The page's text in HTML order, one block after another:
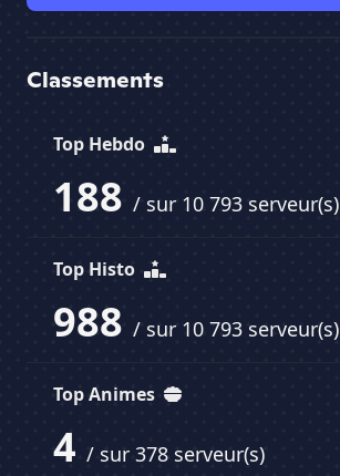
Classements
Top Hebdo
188 / sur 10 793 serveur(s)
Top Histo
988 / sur 10 793 serveur(s)
Top Animes
4 / sur 378 serveur(s)